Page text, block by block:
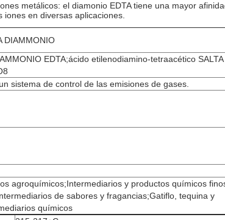
metálicos: el diamonio EDTA tiene una mayor
iones en diversas aplicaciones.
DIAMMONIO
EDTA;ácido etilenodiamino-tetraacético
sistema de control de las emisiones de gases.
agroquímicos;Intermediarios y productos químicos
de sabores y fragancias;Gatiflo, tequina y
químicos